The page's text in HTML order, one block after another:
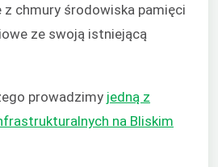
z chmury środowiska pamięci
ze swoją istniejącą
prowadzimy jedną z
na Bliskim